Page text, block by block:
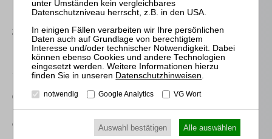
Berufsrecht der Insolvenzverwalter
25.11.2026
Praktiker-Webinar Stakeholder Management und
Kommunikation - essenziell für erfolgreiche
Sanierungsverfahren
09.11.2026
Frankfurt: Zertifizierte/r Sachbearbeiter:in Lohn und Gehalt in
der Insolvenz
Datenschutzhinweisen
notwendig Google Analytics VG Wort
Auswahl bestätigen Alle auswählen